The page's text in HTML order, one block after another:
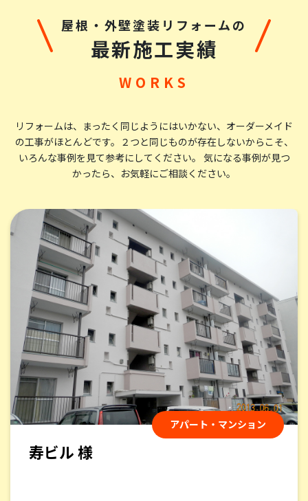
は、人生で何度もあることではなく、どこの業者に依頼
するのかは、ある意味、賭けでもあり、一発勝負となりま
うかが分かるのは、すべてが終わってしまったあとのこと
ることです。業者のホームページは良い事を宣伝する媒
体です。慎重に読み取らないと、うまい言葉にのせられま
す。クチコミも、さくらさくら、ということもあるだろう
と疑って読みます。そのように疑心暗鬼になって、こちら
お願いしようとの気持に至り、決断をしました。結果、
失礼な表現ながら、大当たり、大正解、後悔なし、です。
他の方もコメントされていますが、塗装の技術の確か
さ、細部まで丁寧な仕事、優秀な若い職人さん、深から
ず浅からずのコミュニケーション、礼儀正しさ、気持よ
い挨拶、いずれも素晴らしいものでした。
岩下敏文様
2025/2/11
総合評価：
屋根と外壁の塗装をお願いしました。見積りから完成ま
で、安心して任せることのできる会社です。もちろん、仕
上りもとても満足しています。
屋根・外壁塗装リフォームの
最新施工実績
リフォームは、まったく同じようにはいかない、オーダーメイド
の工事がほとんどです。 ２つと同じものが存在しないからこそ、
いろんな事例を見て参考にしてください。 気になる事例が見つ
かったら、お気軽にご相談ください。
min若葉 様
アパート・マンション